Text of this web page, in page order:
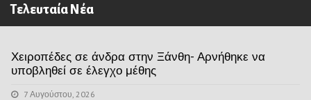
Τελευταία Νέα
Χειροπέδες σε άνδρα στην Ξάνθη- Αρνήθηκε να
υποβληθεί σε έλεγχο μέθης
7 Αυγούστου, 2026